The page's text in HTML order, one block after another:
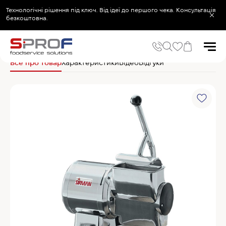
Технологічні рішення під ключ. Від ідеї до першого чека. Консультація
безкоштовна.
Холодильне та Морозильне обладнання
Овочерізки професійні
Хімія для пароконвектоматів
Хімія для посудомийних машин
Головна Електромеханічне обладнання СиротеркиSirman Терка GF 400
Все про товарХарактеристикиВідеоВідгуки